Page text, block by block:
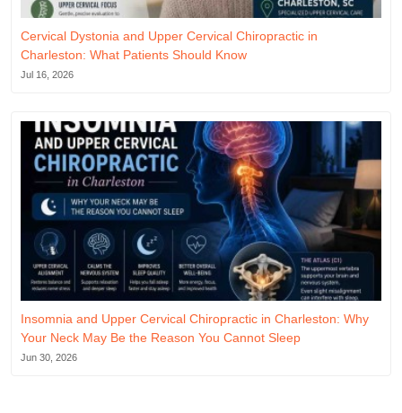
Cervical Dystonia and Upper Cervical Chiropractic in
Charleston: What Patients Should Know
Jul 16, 2026
Insomnia and Upper Cervical Chiropractic in Charleston: Why
Your Neck May Be the Reason You Cannot Sleep
Jun 30, 2026